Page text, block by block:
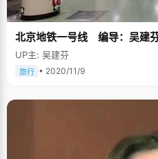
北京地铁一号线 编导：吴建
UP主: 吴建芬
旅行 • 2020/11/9